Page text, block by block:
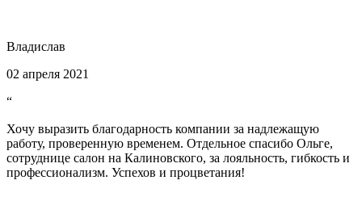
Владислав
02 апреля 2021
“
Хочу выразить благодарность компании за надлежащую
работу, проверенную временем. Отдельное спасибо Ольге,
сотруднице салон на Калиновского, за лояльность, гибкость и
профессионализм. Успехов и процветания!